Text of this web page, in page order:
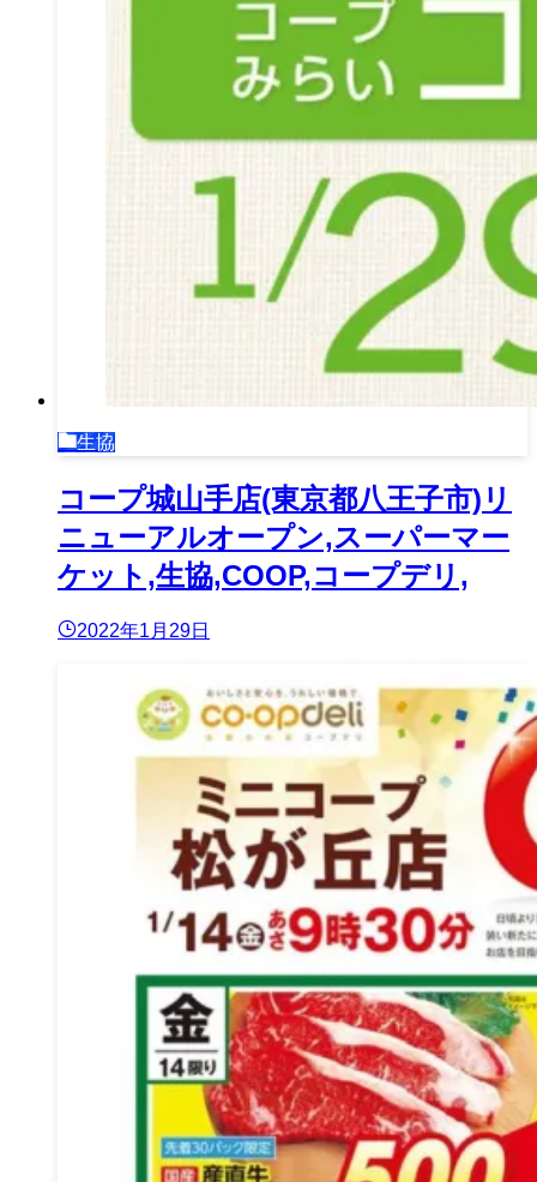
生協
コープ城山手店(東京都八王子市)リ
ニューアルオープン,スーパーマー
ケット,生協,COOP,コープデリ,
2022年1月29日